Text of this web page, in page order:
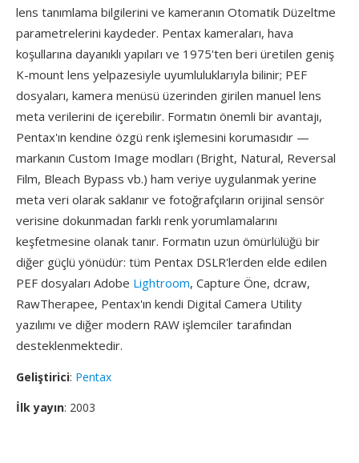
lens tanımlama bilgilerini ve kameranın Otomatik Düzeltme
parametrelerini kaydeder. Pentax kameraları, hava
koşullarına dayanıklı yapıları ve 1975'ten beri üretilen geniş
K-mount lens yelpazesiyle uyumluluklarıyla bilinir; PEF
dosyaları, kamera menüsü üzerinden girilen manuel lens
meta verilerini de içerebilir. Formatın önemli bir avantajı,
Pentax'ın kendine özgü renk işlemesini korumasıdır —
markanın Custom Image modları (Bright, Natural, Reversal
Film, Bleach Bypass vb.) ham veriye uygulanmak yerine
meta veri olarak saklanır ve fotoğrafçıların orijinal sensör
verisine dokunmadan farklı renk yorumlamalarını
keşfetmesine olanak tanır. Formatın uzun ömürlülüğü bir
diğer güçlü yönüdür: tüm Pentax DSLR'lerden elde edilen
PEF dosyaları Adobe Lightroom, Capture Öne, dcraw,
RawTherapee, Pentax'ın kendi Digital Camera Utility
yazılımı ve diğer modern RAW işlemciler tarafından
desteklenmektedir.
Geliştirici: Pentax
İlk yayın: 2003